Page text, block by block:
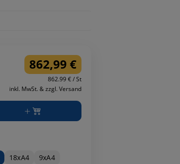
862,99 €
862.99 € / St
inkl. MwSt. & zzgl. Versand
18xA4
9xA4